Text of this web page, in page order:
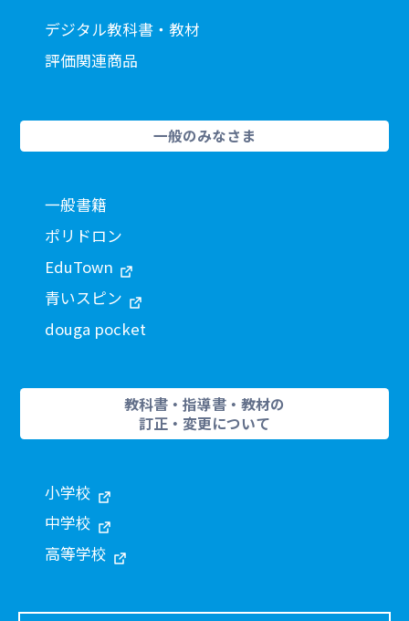
デジタル教科書・教材
評価関連商品
一般のみなさま
一般書籍
ポリドロン
EduTown
青いスピン
douga pocket
教科書・指導書・教材の
訂正・変更について
小学校
中学校
高等学校